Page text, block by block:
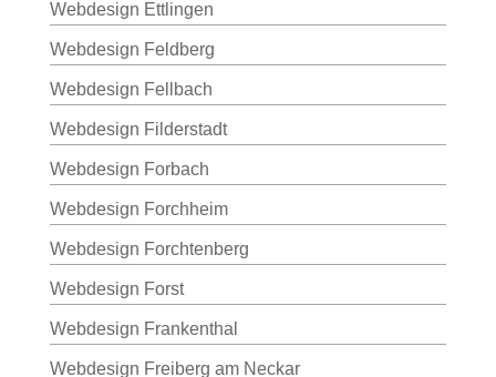
Webdesign Ettlingen
Webdesign Feldberg
Webdesign Fellbach
Webdesign Filderstadt
Webdesign Forbach
Webdesign Forchheim
Webdesign Forchtenberg
Webdesign Forst
Webdesign Frankenthal
Webdesign Freiberg am Neckar